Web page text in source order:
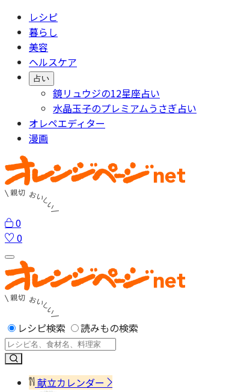
レシピ
暮らし
美容
ヘルスケア
占い
鏡リュウジの12星座占い
水晶玉子のプレミアムうさぎ占い
オレペエディター
漫画
0
0
レシピ検索 読みもの検索
献立カレンダー